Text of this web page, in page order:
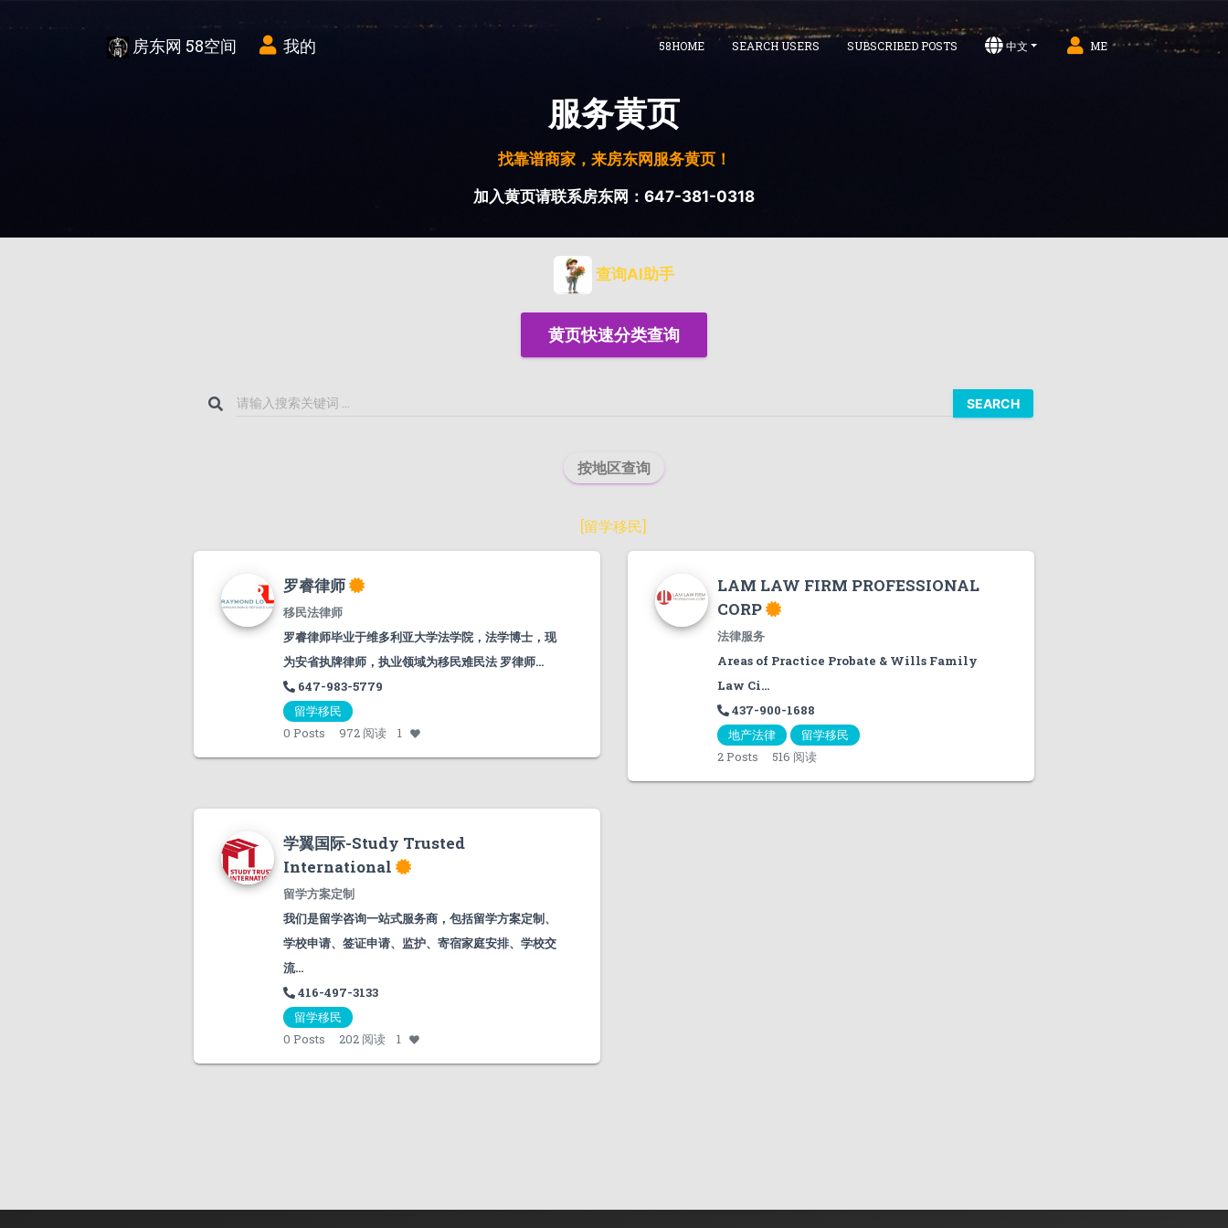
房东网 58空间 我的 58HOME SEARCH USERS SUBSCRIBED POSTS 中文 ME
服务黄页
找靠谱商家，来房东网服务黄页！
加入黄页请联系房东网：647-381-0318
查询AI助手
黄页快速分类查询
SEARCH
按地区查询
[留学移民]
罗睿律师
移民法律师
罗睿律师毕业于维多利亚大学法学院，法学博士，现
为安省执牌律师，执业领域为移民难民法 罗律师...
647-983-5779
留学移民
0 Posts 972 阅读 1
LAM LAW FIRM PROFESSIONAL
CORP
法律服务
Areas of Practice Probate & Wills Family
Law Ci...
437-900-1688
地产法律
留学移民
2Posts 516 阅读
学翼国际-Study Trusted
International
留学方案定制
我们是留学咨询一站式服务商，包括留学方案定制、
学校申请、签证申请、监护、寄宿家庭安排、学校交
流...
416-497-3133
留学移民
0 Posts 202 阅读 1